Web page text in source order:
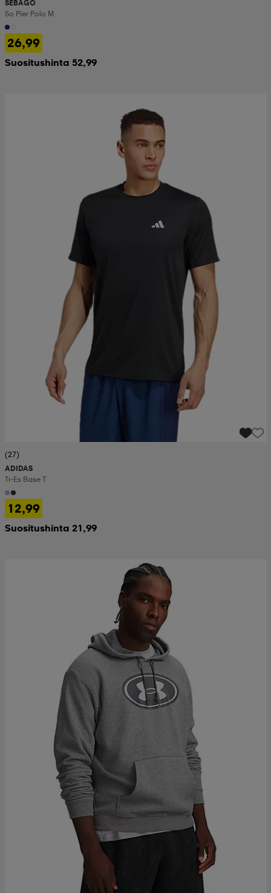
SEBAGO
So Pier Polo M
26,99
Suositushinta 52,99
(27)
ADIDAS
Tr-Es Base T
12,99
Suositushinta 21,99